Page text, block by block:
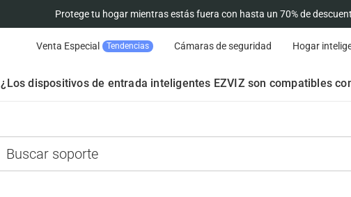
Protege tu hogar mientras estás fuera con hasta un 70% de
Venta Especial Tendencias Cámaras de seguridad Hogar
¿Los dispositivos de entrada inteligentes EZVIZ son compatibles